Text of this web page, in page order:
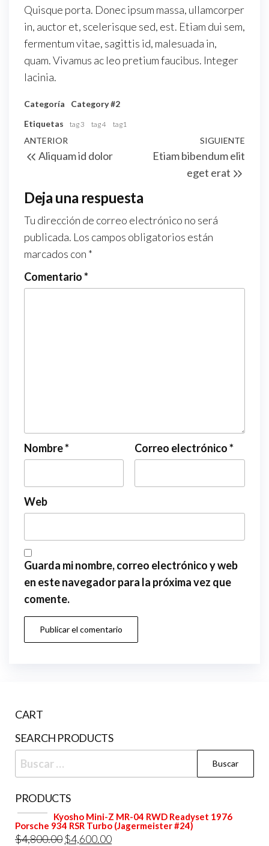
Quisque porta. Donec ipsum massa, ullamcorper
in, auctor et, scelerisque sed, est. Etiam dui sem,
fermentum vitae, sagittis id, malesuada in,
quam. Vivamus ac leo pretium faucibus. Integer
lacinia.
Categoría
Category #2
Etiquetas
tag 3 tag 4 tag1
Navegación
de
Entrada
anterior
ANTERIOR
Aliquam id dolor
SIGUIENTE
Etiam bibendum elit
eget erat
Deja una respuesta
Tu dirección de correo electrónico no será
publicada. Los campos obligatorios están
marcados con *
Comentario*
Nombre* Correo electrónico*
Web
Guarda mi nombre, correo electrónico y web
en este navegador para la próxima vez que
comente.
CART
SEARCH PRODUCTS
Buscar:
PRODUCTS
Kyosho Mini-Z MR-04 RWD Readyset 1976
Porsche 934 RSR Turbo (Jagermeister #24)
$4,800.00 El
$4,600.00El